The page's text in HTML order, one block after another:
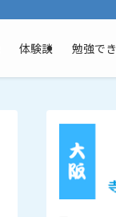
体験談 勉強で